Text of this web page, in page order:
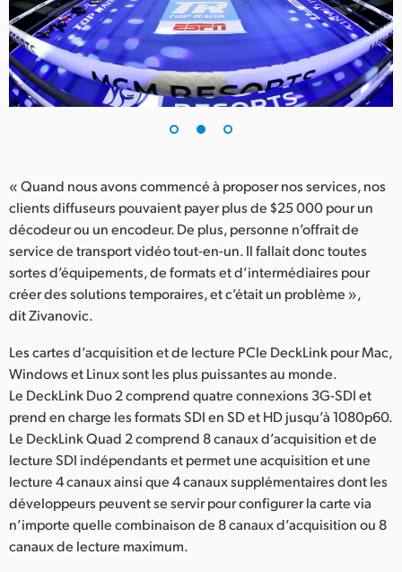
« Quand nous avons commencé à proposer nos services, nos
clients diffuseurs pouvaient payer plus de $25 000 pour un
décodeur ou un encodeur. De plus, personne n’offrait de
service de transport vidéo tout-en-un. Il fallait donc toutes
sortes d’équipements, de formats et d’intermédiaires pour
créer des solutions temporaires, et c’était un problème »,
dit Zivanovic.
Les cartes d’acquisition et de lecture PCIe DeckLink pour Mac,
Windows et Linux sont les plus puissantes au monde.
Le DeckLink Duo 2 comprend quatre connexions 3G-SDI et
prend en charge les formats SDI en SD et HD jusqu’à 1080p60.
Le DeckLink Quad 2 comprend 8 canaux d’acquisition et de
lecture SDI indépendants et permet une acquisition et une
lecture 4 canaux ainsi que 4 canaux supplémentaires dont les
développeurs peuvent se servir pour configurer la carte via
n’importe quelle combinaison de 8 canaux d’acquisition ou 8
canaux de lecture maximum.